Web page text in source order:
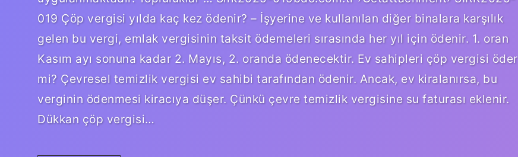
019 Çöp vergisi yılda kaç kez ödenir? – İşyerine ve kullanılan diğer binalara karşılık
gelen bu vergi, emlak vergisinin taksit ödemeleri sırasında her yıl için ödenir. 1. oran
Kasım ayı sonuna kadar 2. Mayıs, 2. oranda ödenecektir. Ev sahipleri çöp vergisi öder
mi? Çevresel temizlik vergisi ev sahibi tarafından ödenir. Ancak, ev kiralanırsa, bu
verginin ödenmesi kiracıya düşer. Çünkü çevre temizlik vergisine su faturası eklenir.
Dükkan çöp vergisi…